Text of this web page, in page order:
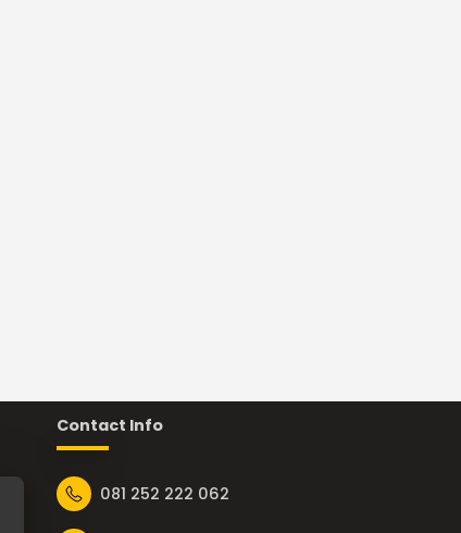
Contact Info
081 252 222 062